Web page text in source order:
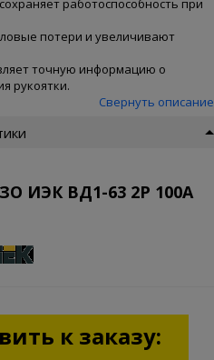
работоспособность при
потери и увеличивают
точную информацию о
рукоятки.
Свернуть описание
ИЭК ВД1-63 2Р 100А
к заказу: